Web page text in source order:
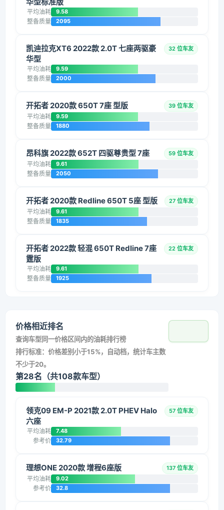
平均油耗 9.58
整备质量 2095
凯迪拉克XT6 2022款 2.0T 七座两驱豪
华型
32 位车友
平均油耗 9.59
整备质量 2000
开拓者 2020款 650T 7座 型版 39 位车友
平均油耗 9.59
整备质量 1880
昂科旗 2022款 652T 四驱尊贵型 7座 59 位车友
平均油耗 9.61
整备质量 2050
开拓者 2020款 Redline 650T 5座 型版 27 位车友
平均油耗 9.61
整备质量 1835
开拓者 2022款 轻混 650T Redline 7座
霆版
22 位车友
平均油耗 9.61
整备质量 1925
价格相近排名
查询车型同一价格区间内的油耗排行榜
排行标准：价格差别小于15%，自动档，统计车主数
不少于20。
第28名（共108款车型）
领克09 EM-P 2021款 2.0T PHEV Halo
六座
57 位车友
平均油耗 7.48
参考价 32.79
理想ONE 2020款 增程6座版 137 位车友
平均油耗 9.02
参考价 32.8